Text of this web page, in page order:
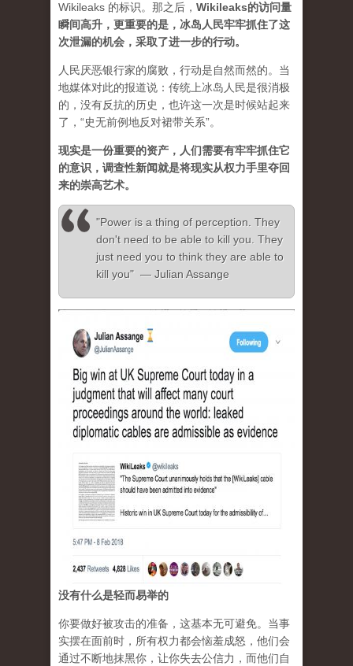
Wikileaks 的标识。那之后， Wikileaks的访问量
瞬间高升，更重要的是，冰岛人民牢牢抓住了这
次泄漏的机会，采取了进一步的行动。
人民厌恶银行家的腐败，行动是自然而然的。当
地媒体对此的报道说：传统上冰岛人民是很消极
的，没有反抗的历史，也许这一次是时候站起来
了，“史无前例地反对裙带关系”。
现实是一份重要的资产，人们需要有牢牢抓住它
的意识，调查性新闻就是将现实从权力手里夺回
来的崇高艺术。
"Power is a thing of perception. They
don't need to be able to kill you. They
just need you to think they are able to
kill you" — Julian Assange
没有什么是轻而易举的
你要做好被攻击的准备，这基本无可避免。当事
实摆在面前时，所有权力都会恼羞成怒，他们会
通过不断地抹黑你，让你失去公信力，而他们自